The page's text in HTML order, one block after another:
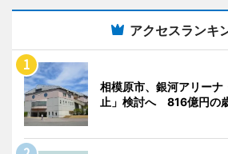
アクセスランキ
相模原市、銀河アリーナ
止」検討へ 816億円の